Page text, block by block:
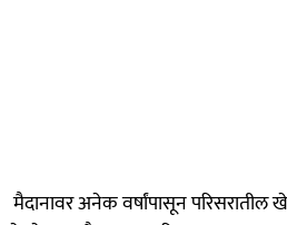
मैदानावर अनेक वर्षांपासून परिसरातील